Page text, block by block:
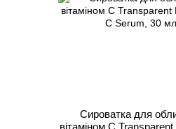
Сироватка для
вітаміном С